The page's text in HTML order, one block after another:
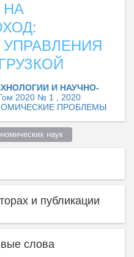
НА
И НАУЧНО-
2020 № 1 , 2020
ПРОБЛЕМЫ
наук
и публикации
слова